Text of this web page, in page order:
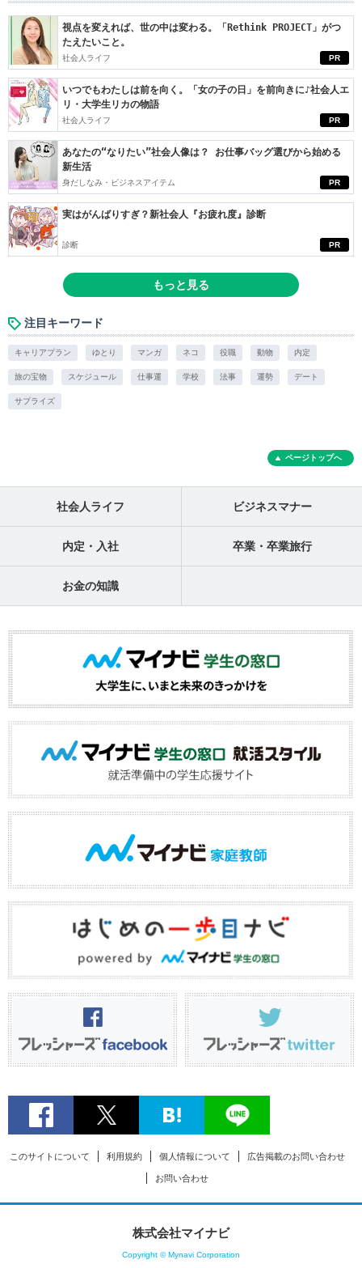
PR
視点を変えれば、世の中は変わる。「Rethink PROJECT」がつ
たえたいこと。
社会人ライフ
PR
いつでもわたしは前を向く。「女の子の日」を前向きに♪社会人エ
リ・大学生リカの物語
社会人ライフ
PR
あなたの“なりたい”社会人像は？ お仕事バッグ選びから始める
新生活
身だしなみ・ビジネスアイテム
PR
実はがんばりすぎ？新社会人『お疲れ度』診断
診断
もっと見る
注目キーワード
キャリアプラン ゆとり マンガ ネコ 役職 動物 内定
旅の宝物 スケジュール 仕事運 学校 法事 運勢 デート
サプライズ
ページトップへ
社会人ライフ ビジネスマナー
内定・入社 卒業・卒業旅行
お金の知識
このサイトについて 利用規約 個人情報について 広告掲載のお問い合わせ
お問い合わせ
株式会社マイナビ
Copyright © Mynavi Corporation